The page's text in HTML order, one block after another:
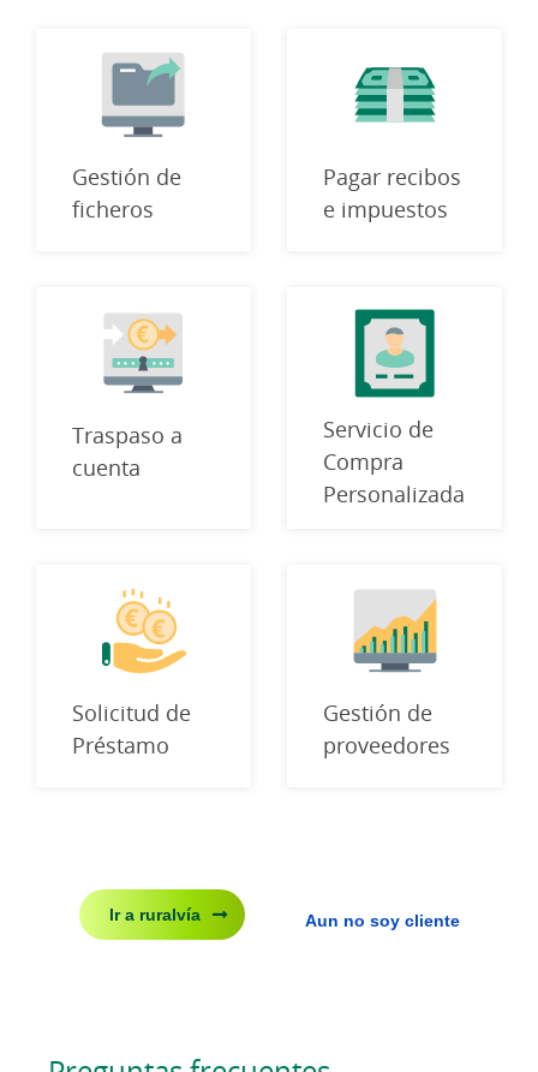
Gestión de
ficheros
Pagar recibos
e impuestos
Traspaso a
cuenta
Servicio de
Compra
Personalizada
Solicitud de
Préstamo
Gestión de
proveedores
Ir a ruralvía Aun no soy cliente